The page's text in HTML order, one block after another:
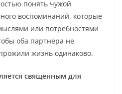
понять чужой
воспоминаний, которые
или потребностями
оба партнера не
жизнь одинаково.
священным для